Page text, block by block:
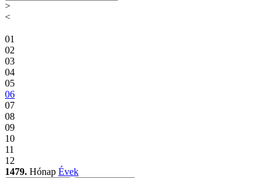
>
<
01
02
03
04
05
06
07
08
09
10
11
12
1479. Hónap Évek